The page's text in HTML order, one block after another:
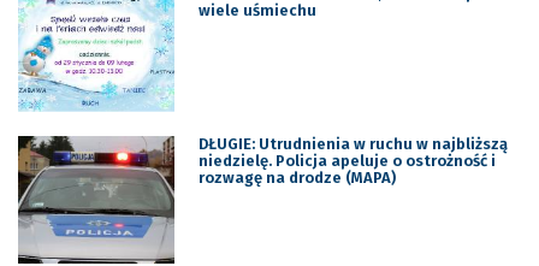
wiele uśmiechu
DŁUGIE: Utrudnienia w ruchu w najbliższą
niedzielę. Policja apeluje o ostrożność i
rozwagę na drodze (MAPA)